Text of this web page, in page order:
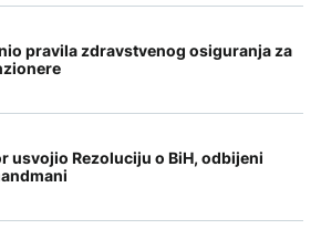
pravila zdravstvenog osiguranja za
usvojio Rezoluciju o BiH, odbijeni